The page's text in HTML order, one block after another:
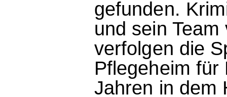
gefunden.
und sein
verfolgen die
Pflegeheim für
Jahren in dem